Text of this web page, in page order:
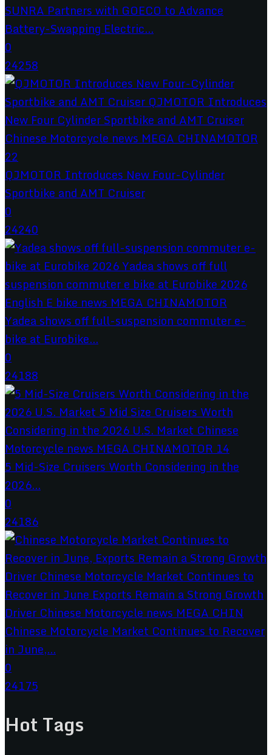
SUNRA Partners with GOECO to Advance
Battery-Swapping Electric...
0
24258
QJMOTOR Introduces New Four-Cylinder
Sportbike and AMT Cruiser
0
24240
Yadea shows off full-suspension commuter e-
bike at Eurobike...
0
24188
5 Mid-Size Cruisers Worth Considering in the
2026...
0
24186
Chinese Motorcycle Market Continues to Recover
in June,...
0
24175
Hot Tags